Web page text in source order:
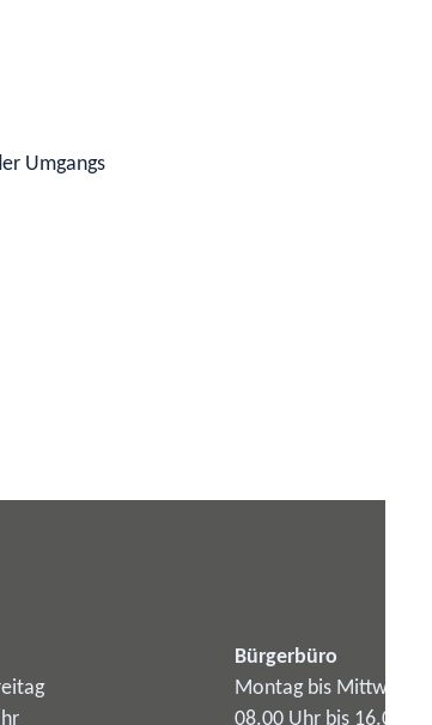
Umgangs
Bürgerbüro
Montag bis Mittwoch
08.00 Uhr bis 16.00 Uhr